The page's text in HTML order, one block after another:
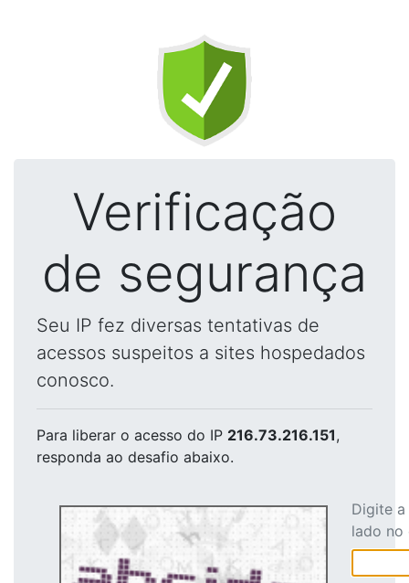
Verificação
de segurança
Seu IP fez diversas tentativas de
acessos suspeitos a sites hospedados
conosco.
Para liberar o acesso do IP 216.73.216.151,
responda ao desafio abaixo.
Digite
lado no